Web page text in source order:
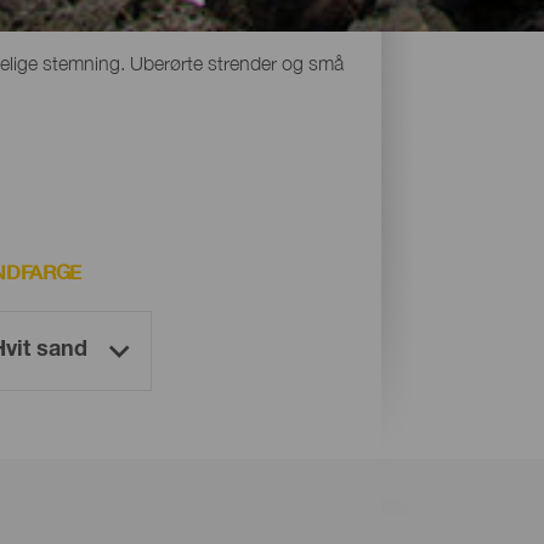
vann eller fra luften. Men selv om
stemning. Uberørte strender og små